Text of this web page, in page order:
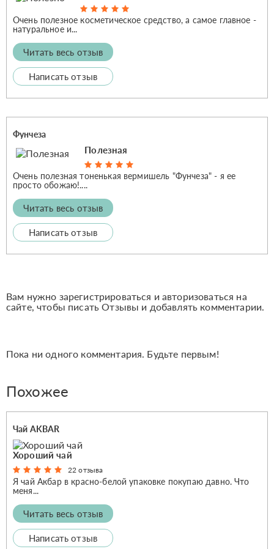
Очень полезное косметическое средство, а самое главное -
натуральное и...
Читать весь отзыв
Написать отзыв
Фунчеза
Полезная
Очень полезная тоненькая вермишель "Фунчеза" - я ее
просто обожаю!....
Читать весь отзыв
Написать отзыв
Вам нужно зарегистрироваться и авторизоваться на
сайте, чтобы писать Отзывы и добавлять комментарии.
Пока ни одного комментария. Будьте первым!
Похожее
Чай AKBAR
Хороший чай
22 отзыва
Я чай Акбар в красно-белой упаковке покупаю давно. Что
меня...
Читать весь отзыв
Написать отзыв